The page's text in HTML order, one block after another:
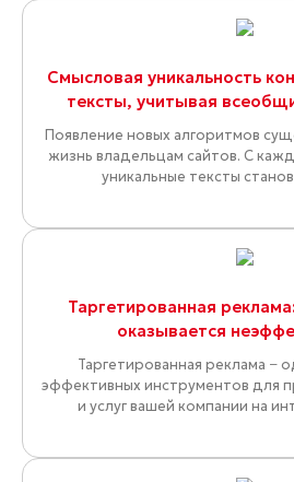
Смысловая уникальность
тексты, учитывая
Появление новых алгоритмов
жизнь владельцам сайтов. С
уникальные тексты
Таргетированная
оказывается
Таргетированная реклама −
эффективных инструментов для
и услуг вашей компании на